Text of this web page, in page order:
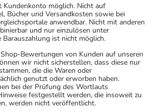
möglich. Nicht auf
Bücher und Versandkosten sowie bei
anwendbar. Nicht mit anderen
und nur einzulösen unter
Barauszahlung ist nicht möglich.
Bewertungen von Kunden auf unseren
wir nicht sicherstellen, dass diese nur
die die Waren oder
genutzt oder erworben haben.
bei der Prüfung des Wortlauts
festgestellt werden, die insoweit zu
werden nicht veröffentlicht.